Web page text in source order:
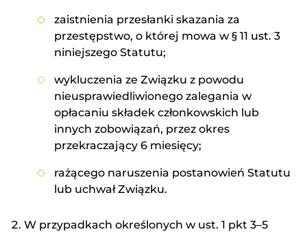
zaistnienia przesłanki skazania za
przestępstwo, o której mowa w § 11 ust. 3
niniejszego Statutu;
wykluczenia ze Związku z powodu
nieusprawiedliwionego zalegania w
opłacaniu składek członkowskich lub
innych zobowiązań, przez okres
przekraczający 6 miesięcy;
rażącego naruszenia postanowień Statutu
lub uchwał Związku.
W przypadkach określonych w ust. 1 pkt 3–5